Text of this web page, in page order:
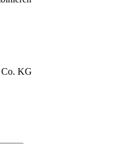
Co. KG